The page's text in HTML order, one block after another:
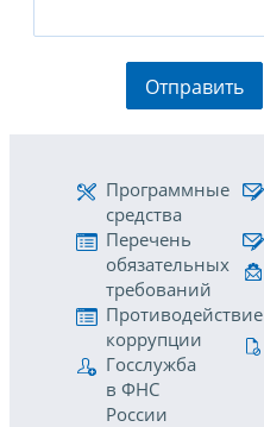
Отправить
Программные
средства
Перечень
обязательных
требований
Противодействие
коррупции
Госслужба
в ФНС
России